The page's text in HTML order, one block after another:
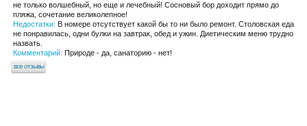
не только волшебный, но еще и лечебный! Сосновый бор доходит прямо до
пляжа, сочетание великолепное!
Недостатки: В номере отсутствует какой бы то ни было ремонт. Столовская еда
не понравилась, одни булки на завтрак, обед и ужин. Диетическим меню трудно
назвать.
Комментарий: Природе - да, санаторию - нет!
все отзывы